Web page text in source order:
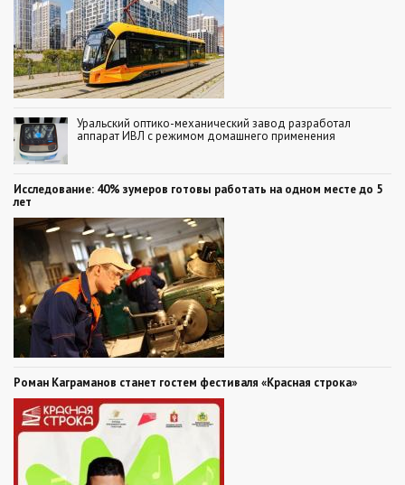
Уральский оптико-механический завод разработал
аппарат ИВЛ с режимом домашнего применения
Исследование: 40% зумеров готовы работать на одном месте до 5
лет
Роман Каграманов станет гостем фестиваля «Красная строка»